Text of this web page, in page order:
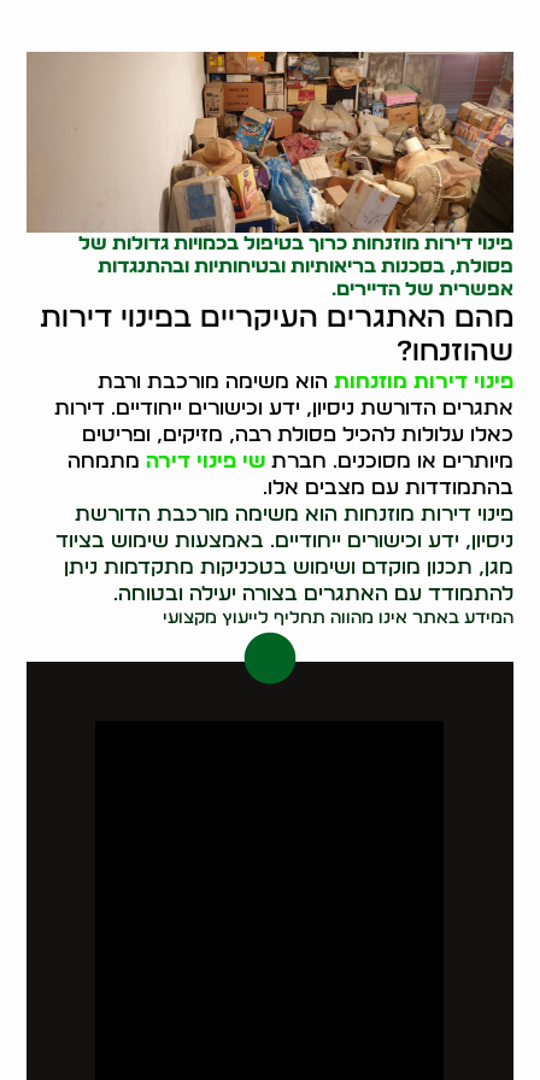
פינוי דירות מוזנחות כרוך בטיפול בכמויות גדולות של
פסולת, בסכנות בריאותיות ובטיחותיות ובהתנגדות
אפשרית של הדיירים.
מהם האתגרים העיקריים בפינוי דירות
שהוזנחו?
פינוי דירות מוזנחות הוא משימה מורכבת ורבת
אתגרים הדורשת ניסיון, ידע וכישורים ייחודיים. דירות
כאלו עלולות להכיל פסולת רבה, מזיקים, ופריטים
מיותרים או מסוכנים. חברתשי פינוי דירה מתמחה
בהתמודדות עם מצבים אלו.
פינוי דירות מוזנחות הוא משימה מורכבת הדורשת
ניסיון, ידע וכישורים ייחודיים. באמצעות שימוש בציוד
מגן, תכנון מוקדם ושימוש בטכניקות מתקדמות ניתן
להתמודד עם האתגרים בצורה יעילה ובטוחה.
המידע באתר אינו מהווה תחליף לייעוץ מקצועי